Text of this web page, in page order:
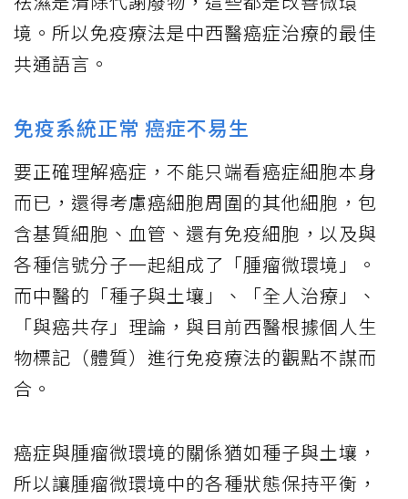
境。所以免疫療法是中西醫癌症治療的最佳
共通語言。
免疫系統正常 癌症不易生
要正確理解癌症，不能只端看癌症細胞本身
而已，還得考慮癌細胞周圍的其他細胞，包
含基質細胞、血管、還有免疫細胞，以及與
各種信號分子一起組成了「腫瘤微環境」。
而中醫的「種子與土壤」、「全人治療」、
「與癌共存」理論，與目前西醫根據個人生
物標記（體質）進行免疫療法的觀點不謀而
合。
癌症與腫瘤微環境的關係猶如種子與土壤，
所以讓腫瘤微環境中的各種狀態保持平衡，